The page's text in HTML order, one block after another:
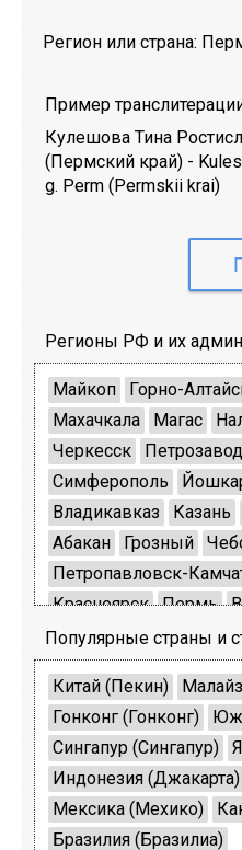
Регион или страна:
Пример
Кулешова Тина
(Пермский край)-
g. Perm (Permskii krai)
Регионы РФ и их
Майкоп Горно-
Махачкала
Магас
Черкесск
Симферополь
Владикавказ
Казань
Абакан
Грозный
Петропавловск-
Красноярск
Пермь
Ставрополь
Архангельск
Владимир
Волгоград
Иваново
Иркутск
Кемерово
Киров
Санкт-Петербург
Мурманск
Нижний
Популярные страны и
Китай (Пекин)
Гонконг (Гонконг)
Сингапур (Сингапур)
Индонезия (Джакарта)
Мексика (Мехико)
Бразилия (Бразилиа)